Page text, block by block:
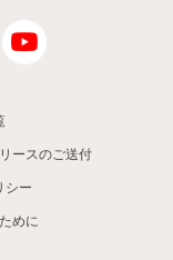
ースのご送付
シー
めに